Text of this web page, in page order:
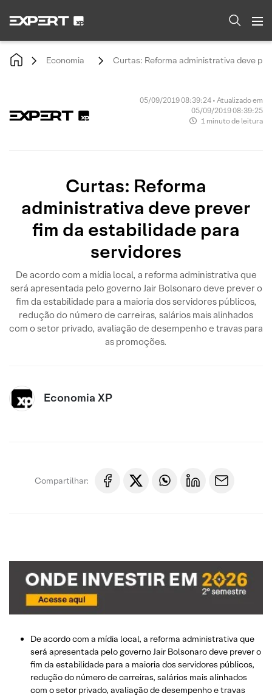
Economia Curtas: Reforma administrativa deve
05/09/2019 08:39:24 • Atualizado em
05/09/2019 08:39:25
1 minuto de leitura
Curtas: Reforma
administrativa deve prever
fim da estabilidade para
servidores
De acordo com a mídia local, a reforma administrativa que
será apresentada pelo governo Jair Bolsonaro deve prever o
fim da estabilidade para a maioria dos servidores públicos,
redução do número de carreiras, salários mais alinhados
com o setor privado, avaliação de desempenho e travas para
as promoções.
Economia XP
Compartilhar:
De acordo com a mídia local, a reforma administrativa que
será apresentada pelo governo Jair Bolsonaro deve prever o
fim da estabilidade para a maioria dos servidores públicos,
redução do número de carreiras, salários mais alinhados
com o setor privado, avaliação de desempenho e travas